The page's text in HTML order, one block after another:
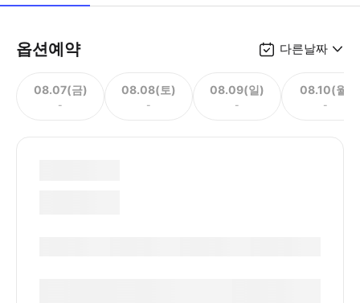
옵션예약 다른날짜
08.07(금)
-
08.08(토)
-
08.09(일)
-
08.10(월)
-